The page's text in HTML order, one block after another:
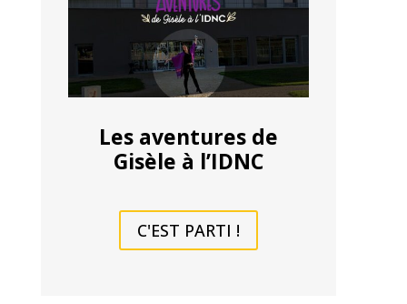
Les aventures de
Gisèle à l’IDNC
C'EST PARTI !